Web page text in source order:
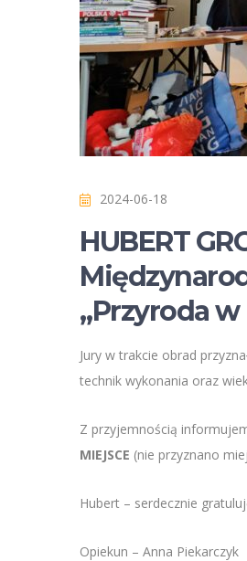
2024-06-18
HUBERT
„Przyroda w
Jury w trakcie obrad
technik wykonania oraz
Z przyjemnością
MIEJSCE (nie przyznano
Hubert – serdecznie
Opiekun – Anna Piekarczyk